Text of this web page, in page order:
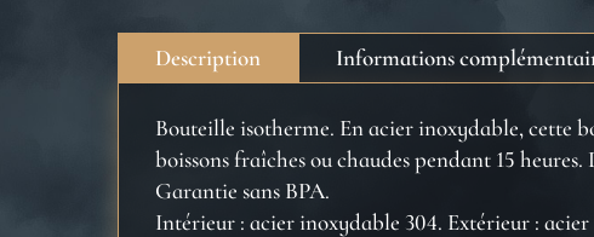
Description Informations
Bouteille isotherme. En acier inoxydable, cette
boissons fraîches ou chaudes pendant 15 heures.
Garantie sans BPA.
Intérieur : acier inoxydable 304. Extérieur :